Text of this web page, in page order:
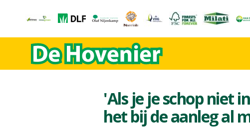
'Als je je schop niet
het bij de aanleg al